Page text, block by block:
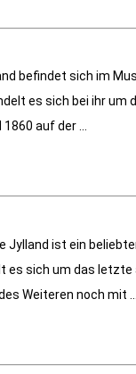
befindet sich im
es sich bei ihr
auf der ...
Jylland ist ein
es sich um das
Weiteren noch mit ...